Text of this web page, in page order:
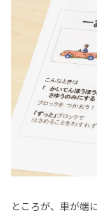
ところが、車が端